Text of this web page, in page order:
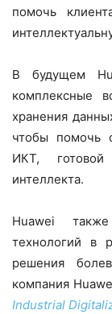
помочь
В будущем
комплексные
хранения
чтобы помочь
ИКТ, готовой
интеллекта.
Huawei
технологий в
решения
компания
Industrial